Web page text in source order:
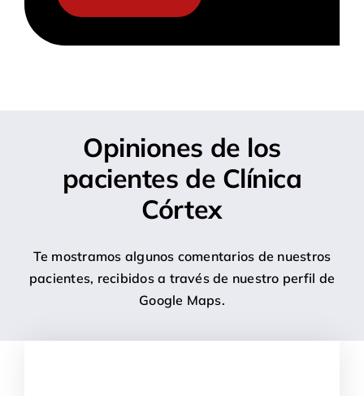
Opiniones de los
pacientes de Clínica
Córtex
Te mostramos algunos comentarios de nuestros
pacientes, recibidos a través de nuestro perfil de
Google Maps.